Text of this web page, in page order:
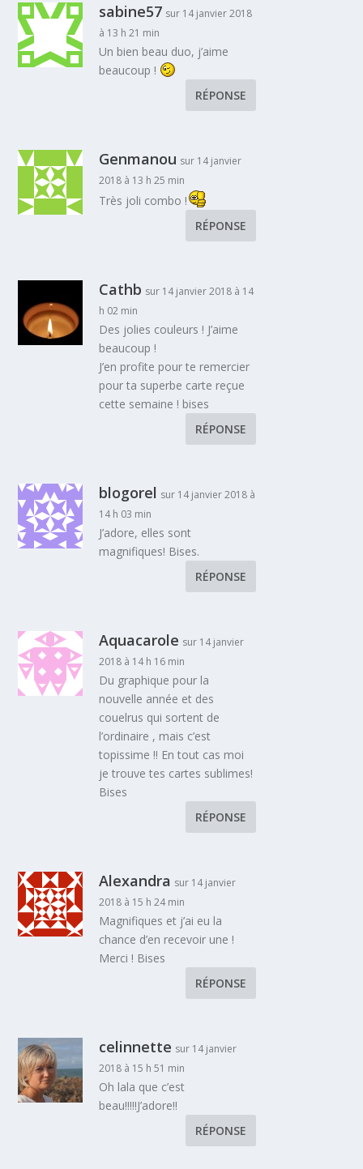
sabine57 sur 14 janvier 2018
à 13 h 21 min
Un bien beau duo, j’aime
beaucoup !
RÉPONSE
Genmanou sur 14 janvier
2018 à 13 h 25 min
Très joli combo !
RÉPONSE
Cathb sur 14 janvier 2018 à 14
h 02 min
Des jolies couleurs ! J’aime
beaucoup !
J’en profite pour te remercier
pour ta superbe carte reçue
cette semaine ! bises
RÉPONSE
blogorel sur 14 janvier 2018 à
14 h 03 min
J’adore, elles sont
magnifiques! Bises.
RÉPONSE
Aquacarole sur 14 janvier
2018 à 14 h 16 min
Du graphique pour la
nouvelle année et des
couelrus qui sortent de
l’ordinaire , mais c’est
topissime !! En tout cas moi
je trouve tes cartes sublimes!
Bises
RÉPONSE
Alexandra sur 14 janvier
2018 à 15 h 24 min
Magnifiques et j’ai eu la
chance d’en recevoir une !
Merci ! Bises
RÉPONSE
celinnette sur 14 janvier
2018 à 15 h 51 min
Oh lala que c’est
beau!!!!!J’adore!!
RÉPONSE